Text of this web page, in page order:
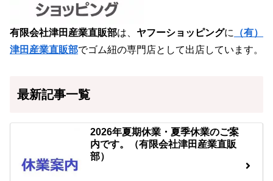
有限会社津田産業直販部は、 ヤフーショッピングに
（有）
津田産業直販部でゴム紐の専門店として出店しています。
最新記事一覧
2026年夏期休業・夏季休業のご案
内です。（有限会社津田産業直販
部）